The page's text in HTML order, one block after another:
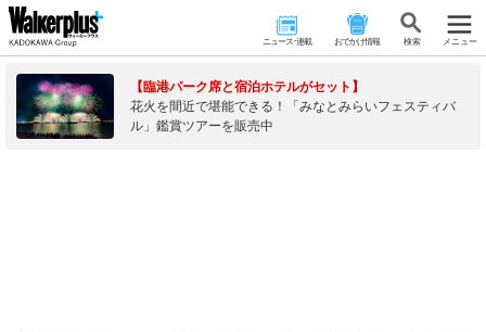
ニュース･連載 おでかけ情報 検 索 メニュー
【臨港パーク席と宿泊ホテルがセット】
花火を間近で堪能できる！「みなとみらいフェスティバ
ル」鑑賞ツアーを販売中